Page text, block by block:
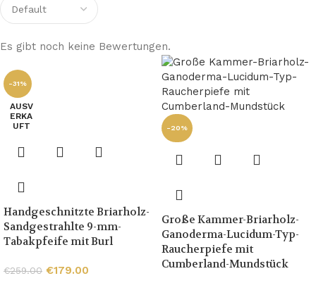
Es gibt noch keine Bewertungen.
-31%
AUSV
ERKA
UFT
Handgeschnitzte Briarholz-
Sandgestrahlte 9-mm-
Tabakpfeife mit Burl
€259.00 €179.00
-20%
Große Kammer-Briarholz-
Ganoderma-Lucidum-Typ-
Raucherpiefe mit
Cumberland-Mundstück